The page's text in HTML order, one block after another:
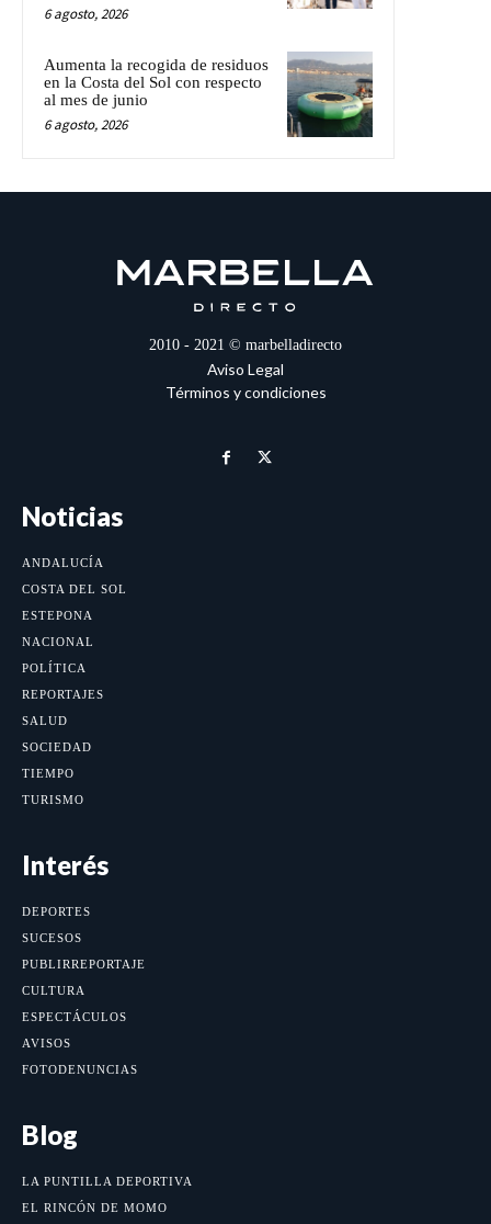
6 agosto, 2026
Aumenta la recogida de residuos
en la Costa del Sol con respecto
al mes de junio
6 agosto, 2026
2010 - 2021 © marbelladirecto
Aviso Legal
Términos y condiciones
Noticias
ANDALUCÍA
COSTA DEL SOL
ESTEPONA
NACIONAL
POLÍTICA
REPORTAJES
SALUD
SOCIEDAD
TIEMPO
TURISMO
Interés
DEPORTES
SUCESOS
PUBLIRREPORTAJE
CULTURA
ESPECTÁCULOS
AVISOS
FOTODENUNCIAS
Blog
LA PUNTILLA DEPORTIVA
EL RINCÓN DE MOMO